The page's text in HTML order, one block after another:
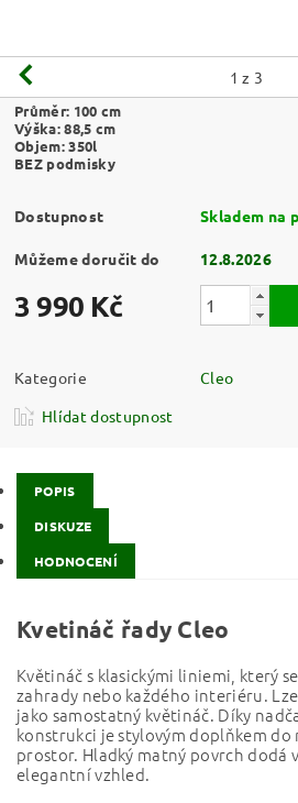
1 z 3
Průměr: 100 cm
Výška: 88,5 cm
Objem: 350l
BEZ podmisky
Dostupnost Skladem na
Můžeme doručit do 12.8.2026
3 990 Kč
Kategorie
Cleo
Hlídat dostupnost
POPIS
DISKUZE
HODNOCENÍ
Kvetináč řady Cleo
Květináč s klasickými liniemi, který
zahrady nebo každého interiéru.
jako samostatný květináč. Díky
konstrukci je stylovým doplňkem
prostor. Hladký matný povrch dodá
elegantní vzhled.